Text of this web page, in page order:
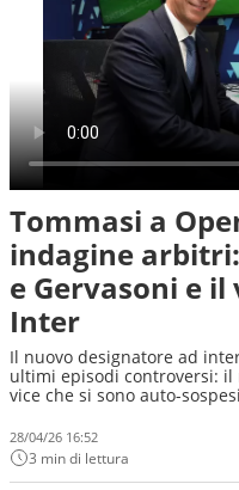
Tommasi a
indagine
e Gervasoni e
Inter
Il nuovo designatore ad
ultimi episodi controversi: il
vice che si sono auto-
28/04/26 16:52
3 min di lettura